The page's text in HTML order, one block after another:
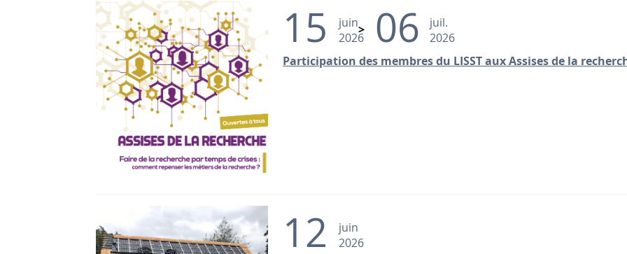
15
juin
2026
06
juil.
2026
Participation des membres du LISST aux Assises de la
12
juin
2026